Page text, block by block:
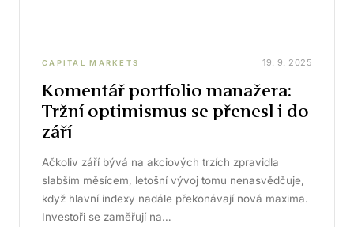
CAPITAL MARKETS 19. 9. 2025
Komentář portfolio manažera:
Tržní optimismus se přenesl i do
září
Ačkoliv září bývá na akciových trzích zpravidla
slabším měsícem, letošní vývoj tomu nenasvědčuje,
když hlavní indexy nadále překonávají nová maxima.
Investoři se zaměřují na…